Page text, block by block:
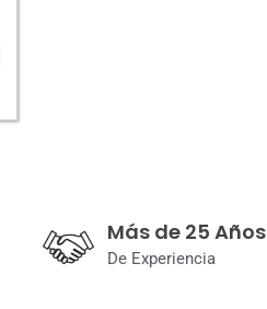
Más de 25 Años
De Experiencia